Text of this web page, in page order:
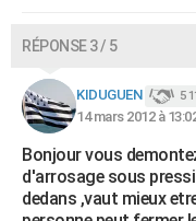
RÉPONSE 3 / 5
KIDUGUEN 5
14 mars 2012 à
Bonjour vous
d'arrosage sous
dedans ,vaut mieux